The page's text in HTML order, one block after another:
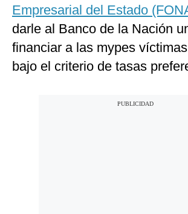
Empresarial del Estado
darle al Banco de la Nación
financiar a las mypes
bajo el criterio de tasas